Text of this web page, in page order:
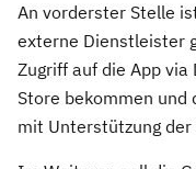
An vorderster Stelle
externe Dienstleister
Zugriff auf die App via
Store bekommen
mit Unterstützung der